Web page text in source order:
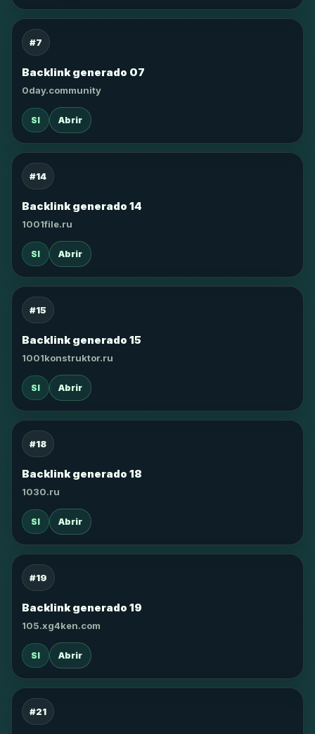
#7
Backlink generado 07
0day.community
SI Abrir
#14
Backlink generado 14
1001file.ru
SI Abrir
#15
Backlink generado 15
1001konstruktor.ru
SI Abrir
#18
Backlink generado 18
1030.ru
SI Abrir
#19
Backlink generado 19
105.xg4ken.com
SI Abrir
#21